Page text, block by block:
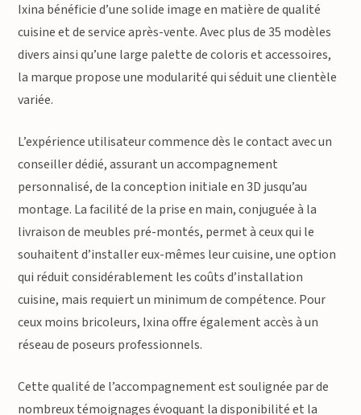
Ixina bénéficie d’une solide image en matière de qualité
cuisine et de service après-vente. Avec plus de 35 modèles
divers ainsi qu’une large palette de coloris et accessoires,
la marque propose une modularité qui séduit une clientèle
variée.
L’expérience utilisateur commence dès le contact avec un
conseiller dédié, assurant un accompagnement
personnalisé, de la conception initiale en 3D jusqu’au
montage. La facilité de la prise en main, conjuguée à la
livraison de meubles pré-montés, permet à ceux qui le
souhaitent d’installer eux-mêmes leur cuisine, une option
qui réduit considérablement les coûts d’installation
cuisine, mais requiert un minimum de compétence. Pour
ceux moins bricoleurs, Ixina offre également accès à un
réseau de poseurs professionnels.
Cette qualité de l’accompagnement est soulignée par de
nombreux témoignages évoquant la disponibilité et la